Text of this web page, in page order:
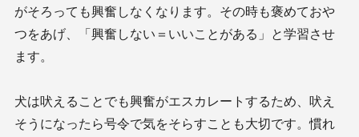
がそろっても興奮しなくなります。その時も褒めておや
つをあげ、「興奮しない＝いいことがある」と学習させ
ます。
犬は吠えることでも興奮がエスカレートするため、吠え
そうになったら号令で気をそらすことも大切です。慣れ